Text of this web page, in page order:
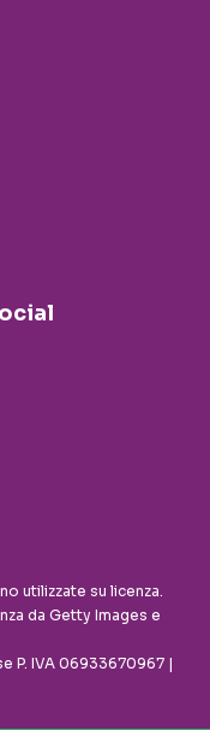
utilizzate su licenza.
da Getty Images e
P. IVA 06933670967 |